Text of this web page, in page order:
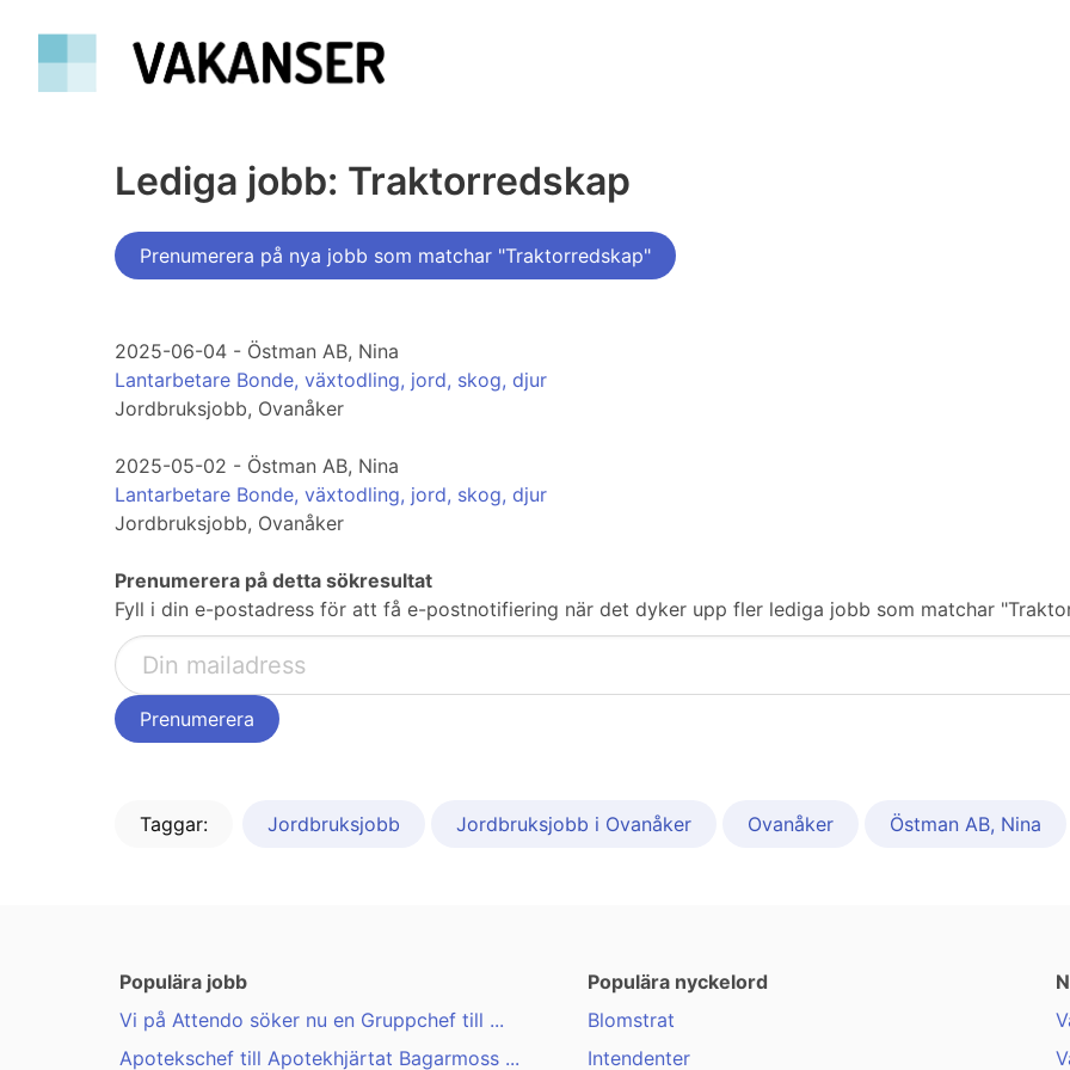
Lediga jobb: Traktorredskap
Prenumerera på nya jobb som matchar "Traktorredskap"
2025-06-04 - Östman AB, Nina
Lantarbetare Bonde, växtodling, jord, skog, djur
Jordbruksjobb, Ovanåker
2025-05-02 - Östman AB, Nina
Lantarbetare Bonde, växtodling, jord, skog, djur
Jordbruksjobb, Ovanåker
Prenumerera på detta sökresultat
Fyll i din e-postadress för att få e-postnotifiering när det dyker upp fler lediga jobb som matchar
Taggar: Jordbruksjobb Jordbruksjobb i Ovanåker Ovanåker Östman AB, Nina
Populära jobb
Vi på Attendo söker nu en Gruppchef till ...
Apotekschef till Apotekhjärtat Bagarmoss ...
Populära nyckelord
Blomstrat
Intendenter